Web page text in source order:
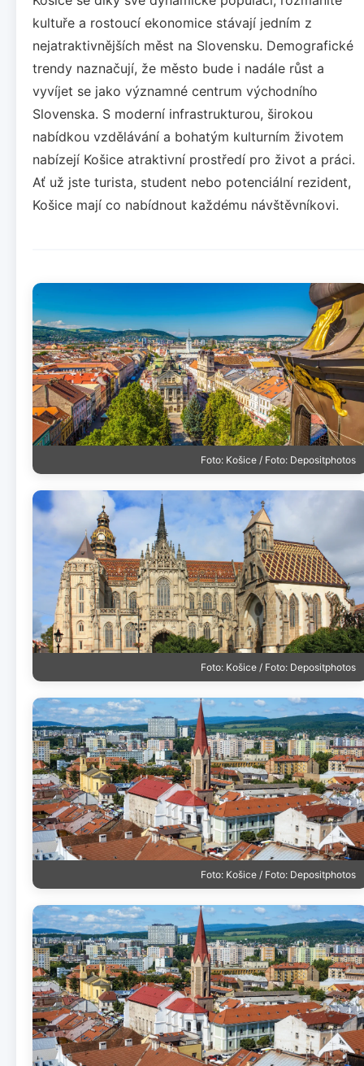
kultuře a rostoucí ekonomice stávají jedním z
nejatraktivnějších měst na Slovensku. Demografické
trendy naznačují, že město bude i nadále růst a
vyvíjet se jako významné centrum východního
Slovenska. S moderní infrastrukturou, širokou
nabídkou vzdělávání a bohatým kulturním životem
nabízejí Košice atraktivní prostředí pro život a práci.
Ať už jste turista, student nebo potenciální rezident,
Košice mají co nabídnout každému návštěvníkovi.
Foto: Košice / Foto: Depositphotos
Foto: Košice / Foto: Depositphotos
Foto: Košice / Foto: Depositphotos